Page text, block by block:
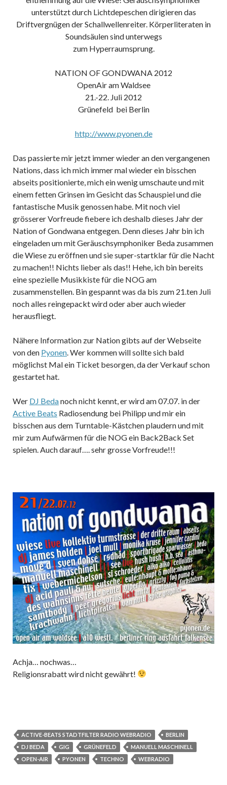
unterstützt durch Lichtdepeschen dirigieren das
Driftvergnügen der Schallwellenreiter. Körperliteraten in
Soundsäulen sind unterwegs
zum Hyperraumsprung.
NATION OF GONDWANA 2012
OpenAir am Waldsee
21.-22. Juli 2012
Grünefeld bei Berlin
http://www.pyonen.de
Das passierte mir jetzt immer wieder an den vergangenen
Nations, dass ich mich immer mal wieder ein bisschen
abseits positionierte, mich ein wenig umschaute und mit
einem fetten Grinsen im Gesicht das Schauspiel und die
fantastische Musik genossen habe. Mit noch viel
grösserer Vorfreude fiebere ich deshalb dieses Jahr der
Nation of Gondwana entgegen. Denn dieses Jahr bin ich
eingeladen um mit Geräuschsymphoniker Beda zusammen
die Wiese zu eröffnen und sie super-startklar für die Nacht
zu machen!! Nichts lieber als das!! Hehe, ich bin bereits
eine spezielle Musikkiste für die NOG am
zusammenstellen. Bin gespannt was da bis zum 21.ten Juli
noch alles reingepackt wird oder aber auch wieder
herausfliegt.
Nähere Information zur Nation gibts auf der Webseite
von den Pyonen. Wer kommen will sollte sich bald
möglichst Mal ein Ticket besorgen, da der Verkauf schon
gestartet hat.
Wer DJ Bedanoch nicht kennt, er wird am 07.07. in der
Active Beats Radiosendung bei Philipp und mir ein
bisschen aus dem Turntable-Kästchen plaudern und mit
mir zum Aufwärmen für die NOG ein Back2Back Set
spielen. Auch darauf…. sehr grosse Vorfreude!!!
Achja… nochwas…
Religionsrabatt wird nicht gewährt!
ACTIVE-BEATS STADTFILTER RADIO WEBRADIO
BERLIN
DJ BEDA
GIG GRÜNEFELD
MANUELL MASCHINELL
OPEN-AIR
PYONEN TECHNO WEBRADIO